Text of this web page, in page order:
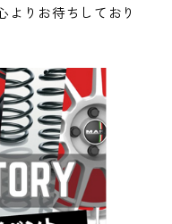
よりお待ちしており